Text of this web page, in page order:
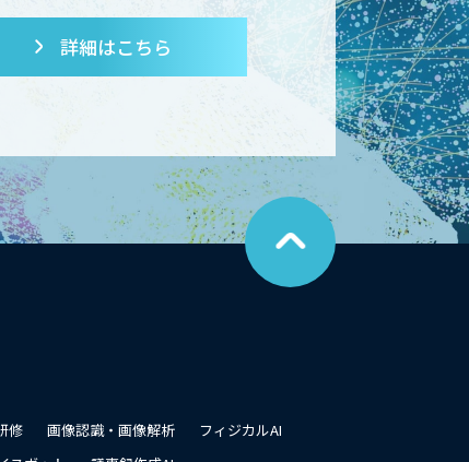
詳細はこちら
こ
の
ペ
ー
ジ
修 画像認識・画像解析
フィジカルAI